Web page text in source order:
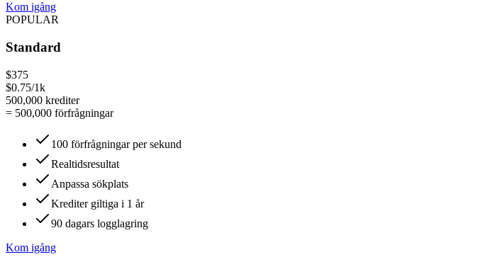
Kom igång
POPULAR
Standard
$375
$0.75/1k
500,000 krediter
= 500,000 förfrågningar
100 förfrågningar per sekund
Realtidsresultat
Anpassa sökplats
Krediter giltiga i 1 år
90 dagars logglagring
Kom igång